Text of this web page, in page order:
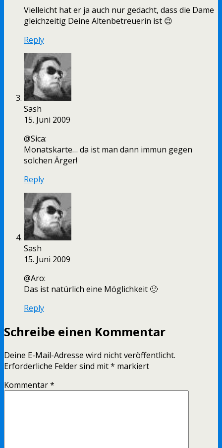
Vielleicht hat er ja auch nur gedacht, dass die Dame
gleichzeitig Deine Altenbetreuerin ist 😉
Reply
Sash
15. Juni 2009
@Sica:
Monatskarte… da ist man dann immun gegen
solchen Ärger!
Reply
Sash
15. Juni 2009
@Aro:
Das ist natürlich eine Möglichkeit 🙂
Reply
Schreibe einen Kommentar
Deine E-Mail-Adresse wird nicht veröffentlicht.
Erforderliche Felder sind mit* markiert
Kommentar*